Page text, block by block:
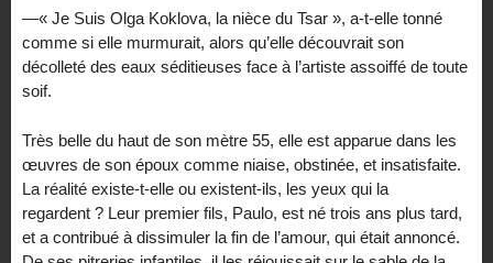
—« Je Suis Olga Koklova, la nièce du Tsar », a-t-elle tonné
comme si elle murmurait, alors qu’elle découvrait son
décolleté des eaux séditieuses face à l’artiste assoiffé de toute
soif.
Très belle du haut de son mètre 55, elle est apparue dans les
œuvres de son époux comme niaise, obstinée, et insatisfaite.
La réalité existe-t-elle ou existent-ils, les yeux qui la
regardent ? Leur premier fils, Paulo, est né trois ans plus tard,
et a contribué à dissimuler la fin de l’amour, qui était annoncé.